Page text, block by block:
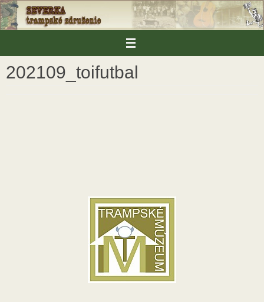
Skip
to
content
202109_toifutbal